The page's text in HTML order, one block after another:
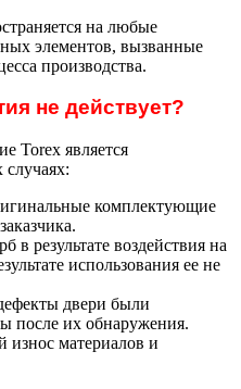
на любые
элементов, вызванные
производства.
не действует?
Torex является
комплектующие
результате воздействия на
использования ее не
двери были
после их обнаружения.
износ материалов и